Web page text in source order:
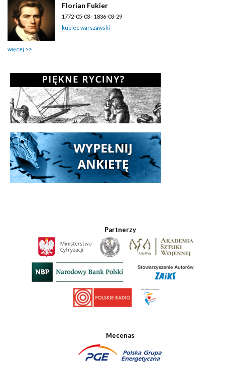
Florian Fukier
1772-05-03 - 1836-03-29
kupiec warszawski
więcej
Partnerzy
Mecenas